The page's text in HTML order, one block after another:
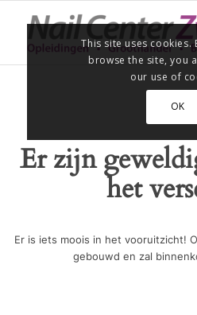
Er zijn
het
Er is iets moois in het vooruitzicht!
gebouwd en zal
This site uses cookies.
browse the site, you
our use of
OK